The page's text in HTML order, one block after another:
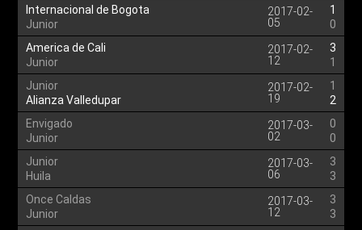
Internacional de Bogota
Junior
2017-02-
05
1
0
America de Cali
Junior
2017-02-
12
3
1
Junior
Alianza Valledupar
2017-02-
19
1
2
Envigado
Junior
2017-03-
02
0
0
Junior
Huila
2017-03-
06
3
3
Once Caldas
Junior
2017-03-
12
3
3